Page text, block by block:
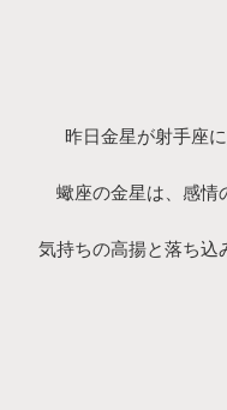
昨日金星が射手座
蠍座の金星は、感情
気持ちの高揚と落ち込